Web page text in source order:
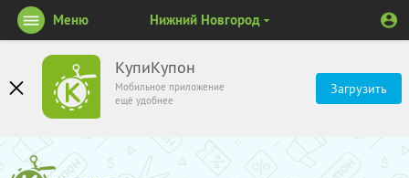
КупиКупон
Мобильное приложение
ещё удобнее
Загрузить
Меню Нижний Новгород